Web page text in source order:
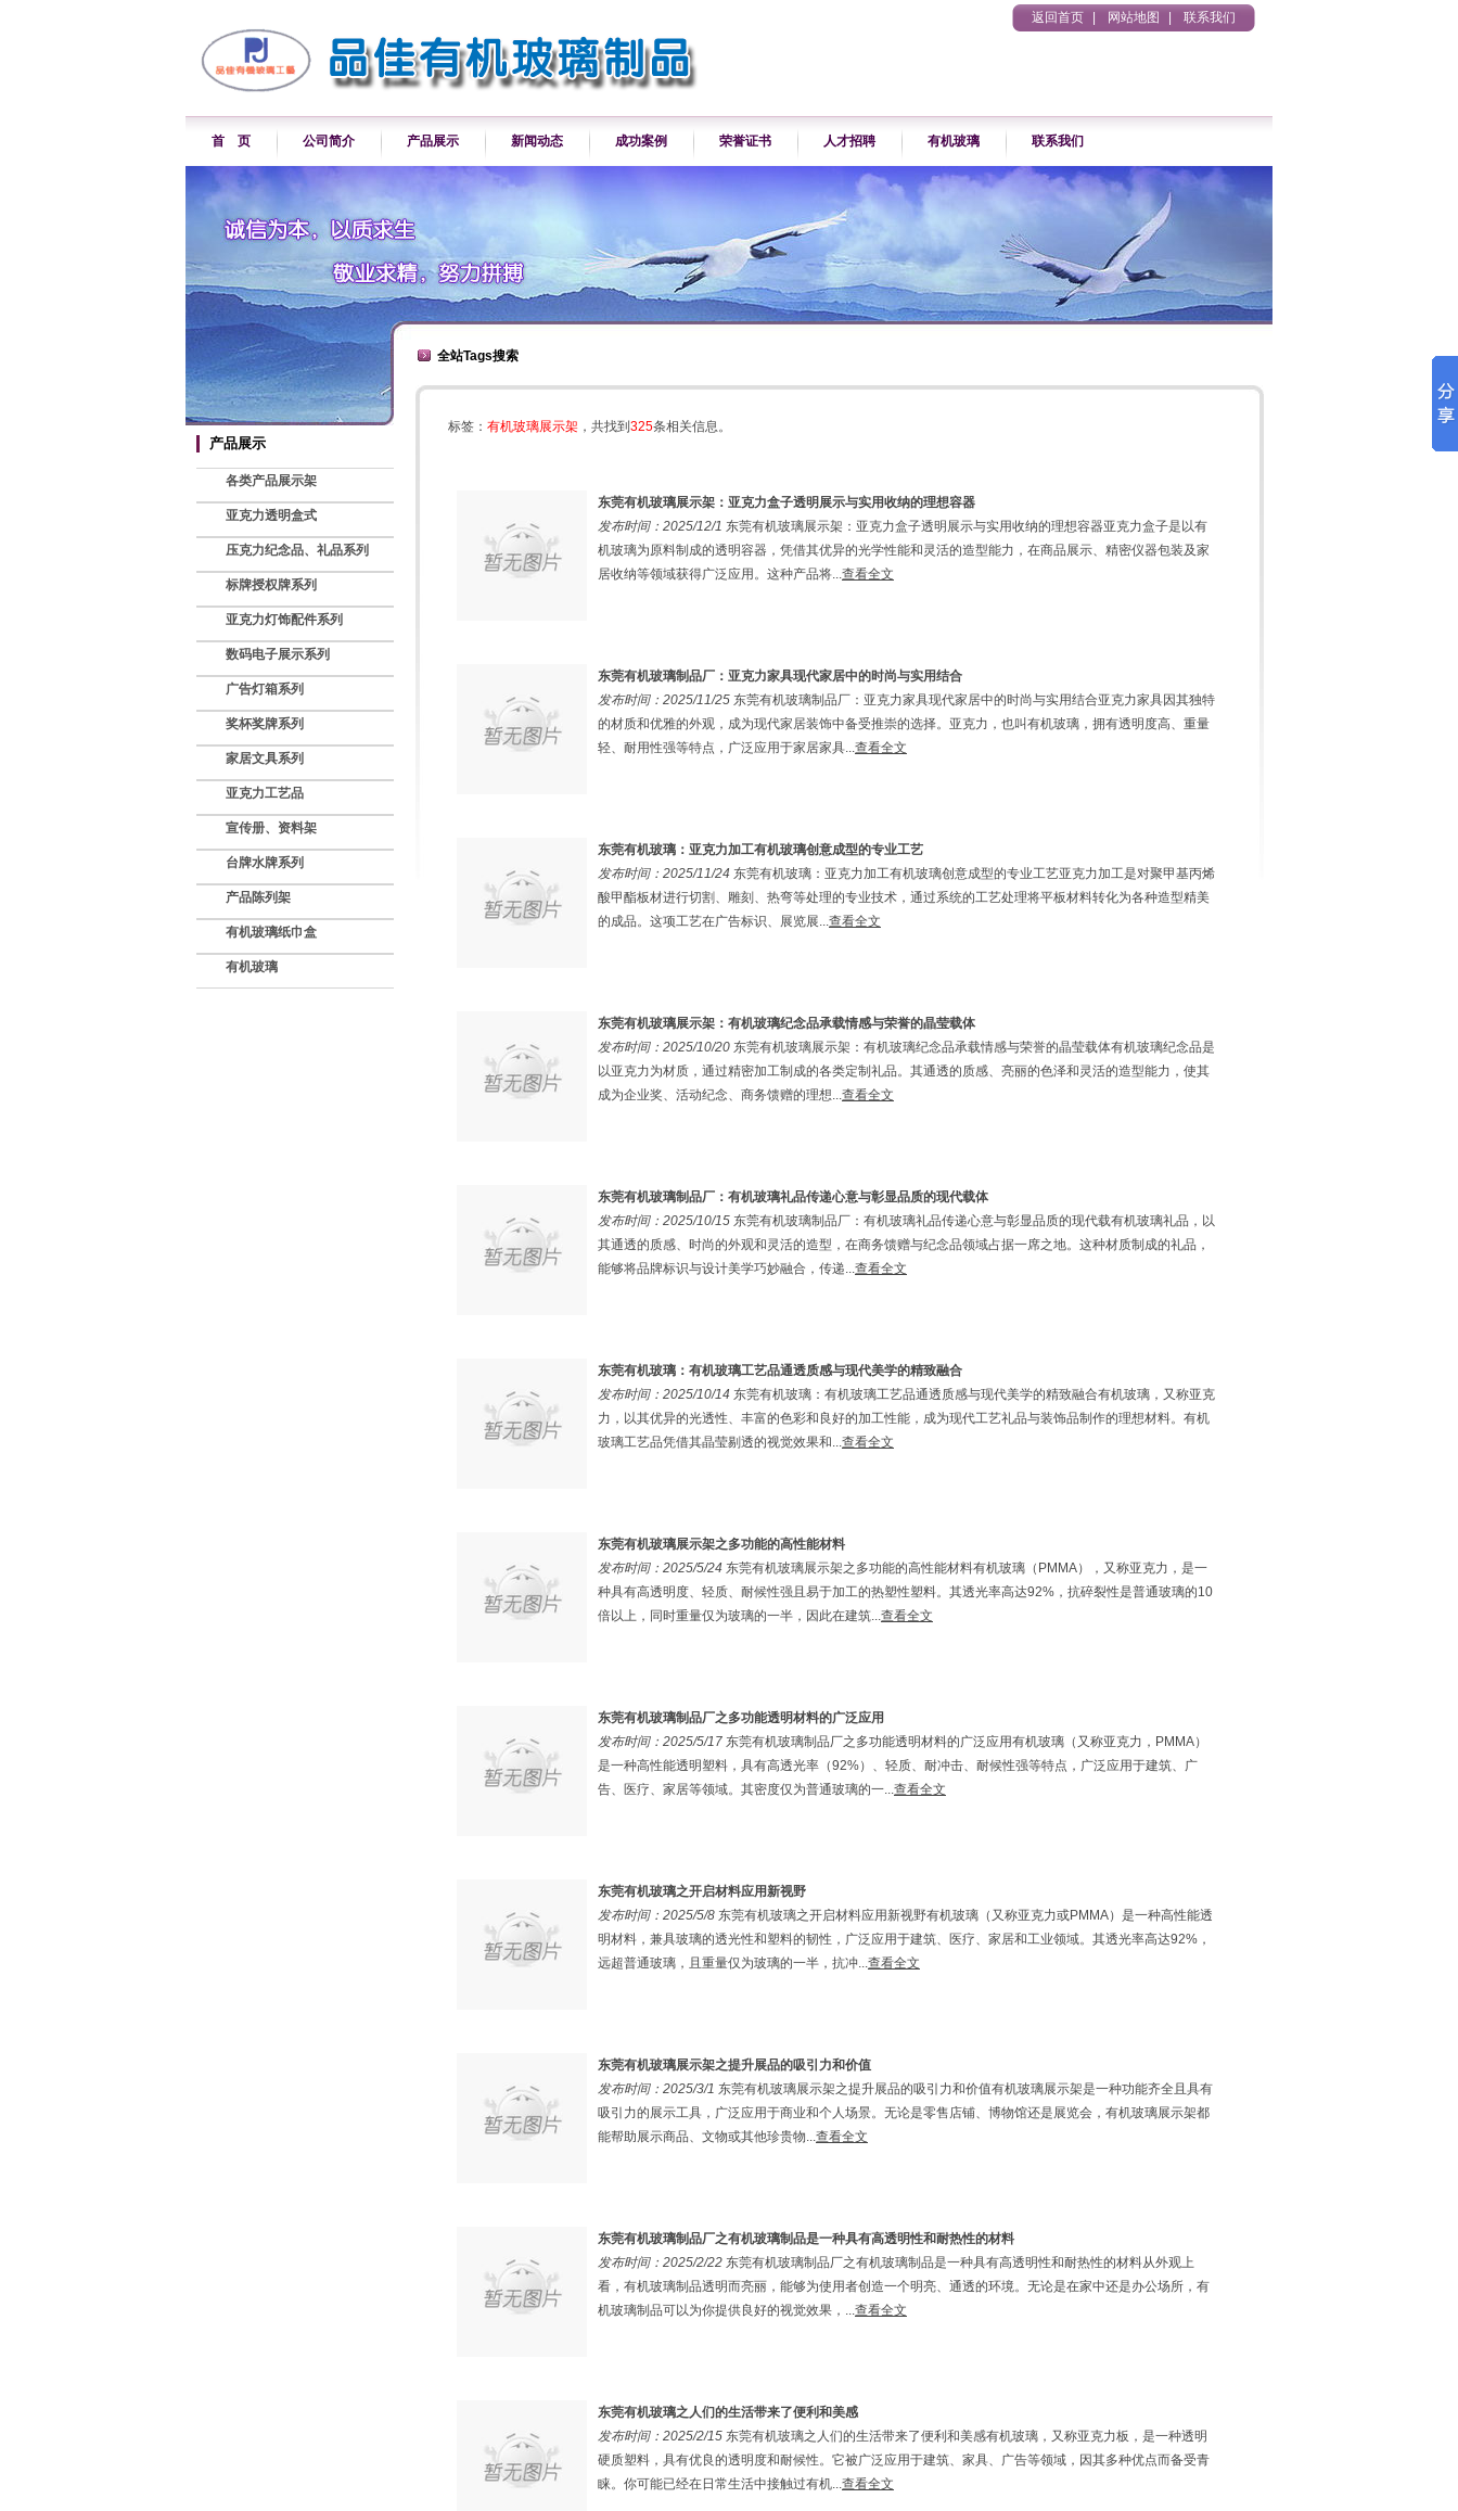
返回首页 网站地图 联系我们
首 页 公司简介 产品展示 新闻动态 成功案例 荣誉证书 人才招聘 有机玻璃 联系我们
产品展示
各类产品展示架
亚克力透明盒式
压克力纪念品、礼品系列
标牌授权牌系列
亚克力灯饰配件系列
数码电子展示系列
广告灯箱系列
奖杯奖牌系列
家居文具系列
亚克力工艺品
宣传册、资料架
台牌水牌系列
产品陈列架
有机玻璃纸巾盒
有机玻璃
全站Tags搜索
标签： 有机玻璃展示架 ，共找到 325条相关信息。
东莞有机玻璃展示架：亚克力盒子透明展示与实用收纳的理想容器
发布时间：2025/12/1 东莞有机玻璃展示架：亚克力盒子透明展示与实用收纳的理想容器亚克力盒子是以有
机玻璃为原料制成的透明容器，凭借其优异的光学性能和灵活的造型能力，在商品展示、精密仪器包装及家
居收纳等领域获得广泛应用。这种产品将...查看全文
东莞有机玻璃制品厂：亚克力家具现代家居中的时尚与实用结合
发布时间：2025/11/25 东莞有机玻璃制品厂：亚克力家具现代家居中的时尚与实用结合亚克力家具因其独特
的材质和优雅的外观，成为现代家居装饰中备受推崇的选择。亚克力，也叫有机玻璃，拥有透明度高、重量
轻、耐用性强等特点，广泛应用于家居家具...查看全文
东莞有机玻璃：亚克力加工有机玻璃创意成型的专业工艺
发布时间：2025/11/24 东莞有机玻璃：亚克力加工有机玻璃创意成型的专业工艺亚克力加工是对聚甲基丙烯
酸甲酯板材进行切割、雕刻、热弯等处理的专业技术，通过系统的工艺处理将平板材料转化为各种造型精美
的成品。这项工艺在广告标识、展览展...查看全文
东莞有机玻璃展示架：有机玻璃纪念品承载情感与荣誉的晶莹载体
发布时间：2025/10/20 东莞有机玻璃展示架：有机玻璃纪念品承载情感与荣誉的晶莹载体有机玻璃纪念品是
以亚克力为材质，通过精密加工制成的各类定制礼品。其通透的质感、亮丽的色泽和灵活的造型能力，使其
成为企业奖、活动纪念、商务馈赠的理想...查看全文
东莞有机玻璃制品厂：有机玻璃礼品传递心意与彰显品质的现代载体
发布时间：2025/10/15 东莞有机玻璃制品厂：有机玻璃礼品传递心意与彰显品质的现代载有机玻璃礼品，以
其通透的质感、时尚的外观和灵活的造型，在商务馈赠与纪念品领域占据一席之地。这种材质制成的礼品，
能够将品牌标识与设计美学巧妙融合，传递...查看全文
东莞有机玻璃：有机玻璃工艺品通透质感与现代美学的精致融合
发布时间：2025/10/14 东莞有机玻璃：有机玻璃工艺品通透质感与现代美学的精致融合有机玻璃，又称亚克
力，以其优异的光透性、丰富的色彩和良好的加工性能，成为现代工艺礼品与装饰品制作的理想材料。有机
玻璃工艺品凭借其晶莹剔透的视觉效果和...查看全文
东莞有机玻璃展示架之多功能的高性能材料
发布时间：2025/5/24 东莞有机玻璃展示架之多功能的高性能材料有机玻璃（PMMA），又称亚克力，是一
种具有高透明度、轻质、耐候性强且易于加工的热塑性塑料。其透光率高达92%，抗碎裂性是普通玻璃的10
倍以上，同时重量仅为玻璃的一半，因此在建筑...查看全文
东莞有机玻璃制品厂之多功能透明材料的广泛应用
发布时间：2025/5/17 东莞有机玻璃制品厂之多功能透明材料的广泛应用有机玻璃（又称亚克力，PMMA）
是一种高性能透明塑料，具有高透光率（92%）、轻质、耐冲击、耐候性强等特点，广泛应用于建筑、广
告、医疗、家居等领域。其密度仅为普通玻璃的一...查看全文
东莞有机玻璃之开启材料应用新视野
发布时间：2025/5/8 东莞有机玻璃之开启材料应用新视野有机玻璃（又称亚克力或PMMA）是一种高性能透
明材料，兼具玻璃的透光性和塑料的韧性，广泛应用于建筑、医疗、家居和工业领域。其透光率高达92%，
远超普通玻璃，且重量仅为玻璃的一半，抗冲...查看全文
东莞有机玻璃展示架之提升展品的吸引力和价值
发布时间：2025/3/1 东莞有机玻璃展示架之提升展品的吸引力和价值有机玻璃展示架是一种功能齐全且具有
吸引力的展示工具，广泛应用于商业和个人场景。无论是零售店铺、博物馆还是展览会，有机玻璃展示架都
能帮助展示商品、文物或其他珍贵物...查看全文
东莞有机玻璃制品厂之有机玻璃制品是一种具有高透明性和耐热性的材料
发布时间：2025/2/22 东莞有机玻璃制品厂之有机玻璃制品是一种具有高透明性和耐热性的材料从外观上
看，有机玻璃制品透明而亮丽，能够为使用者创造一个明亮、通透的环境。无论是在家中还是办公场所，有
机玻璃制品可以为你提供良好的视觉效果，...查看全文
东莞有机玻璃之人们的生活带来了便利和美感
发布时间：2025/2/15 东莞有机玻璃之人们的生活带来了便利和美感有机玻璃，又称亚克力板，是一种透明
硬质塑料，具有优良的透明度和耐候性。它被广泛应用于建筑、家具、广告等领域，因其多种优点而备受青
睐。你可能已经在日常生活中接触过有机...查看全文